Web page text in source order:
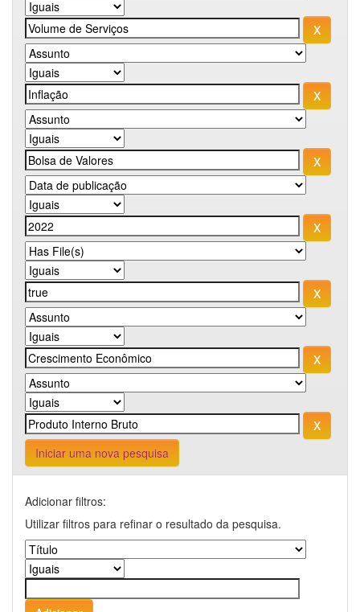
Iniciar uma nova pesquisa
Adicionar filtros:
Utilizar filtros para refinar o resultado da pesquisa.